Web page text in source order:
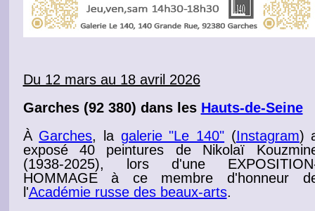
Du 12 mars au 18 avril 2026
Garches(92 380) dans les Hauts-de-Seine
À Garches, la galerie "Le 140" (Instagram)
exposé40 peintures de Nikolaï
(1938-2025), lors d'une
HOMMAGE à ce membre d'honneur
l'Académie russe des beaux-arts.